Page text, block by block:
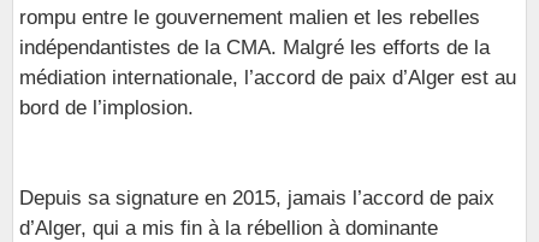
rompu entre le gouvernement malien et les rebelles
indépendantistes de la CMA. Malgré les efforts de la
médiation internationale, l’accord de paix d’Alger est au
bord de l’implosion.
Depuis sa signature en 2015, jamais l’accord de paix
d’Alger, qui a mis fin à la rébellion à dominante